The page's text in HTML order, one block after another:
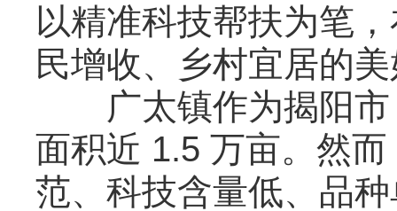
以精准科技帮扶为笔
民增收、乡村宜居的
广太镇作为揭阳市 “
面积近 1.5 万亩。然
范、科技含量低、品